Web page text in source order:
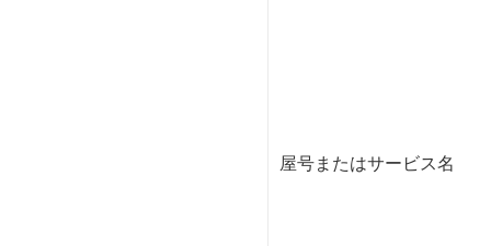
屋号またはサービス名